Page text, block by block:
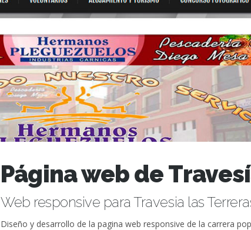
Página web de
Web responsive para Travesia las
Diseño y desarrollo de la pagina web responsive de la carrera